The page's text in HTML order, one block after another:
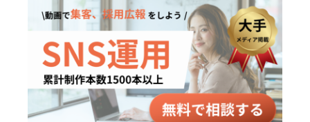
およびショート動画制作では累計
1,500本以上を手がけ、再生され
る動画の型と、フォロワーを「指
名・来店・売上」へ変える設計に
定評がある。 キャリアの原点は、
札幌でも有数のAI先進企業・株式